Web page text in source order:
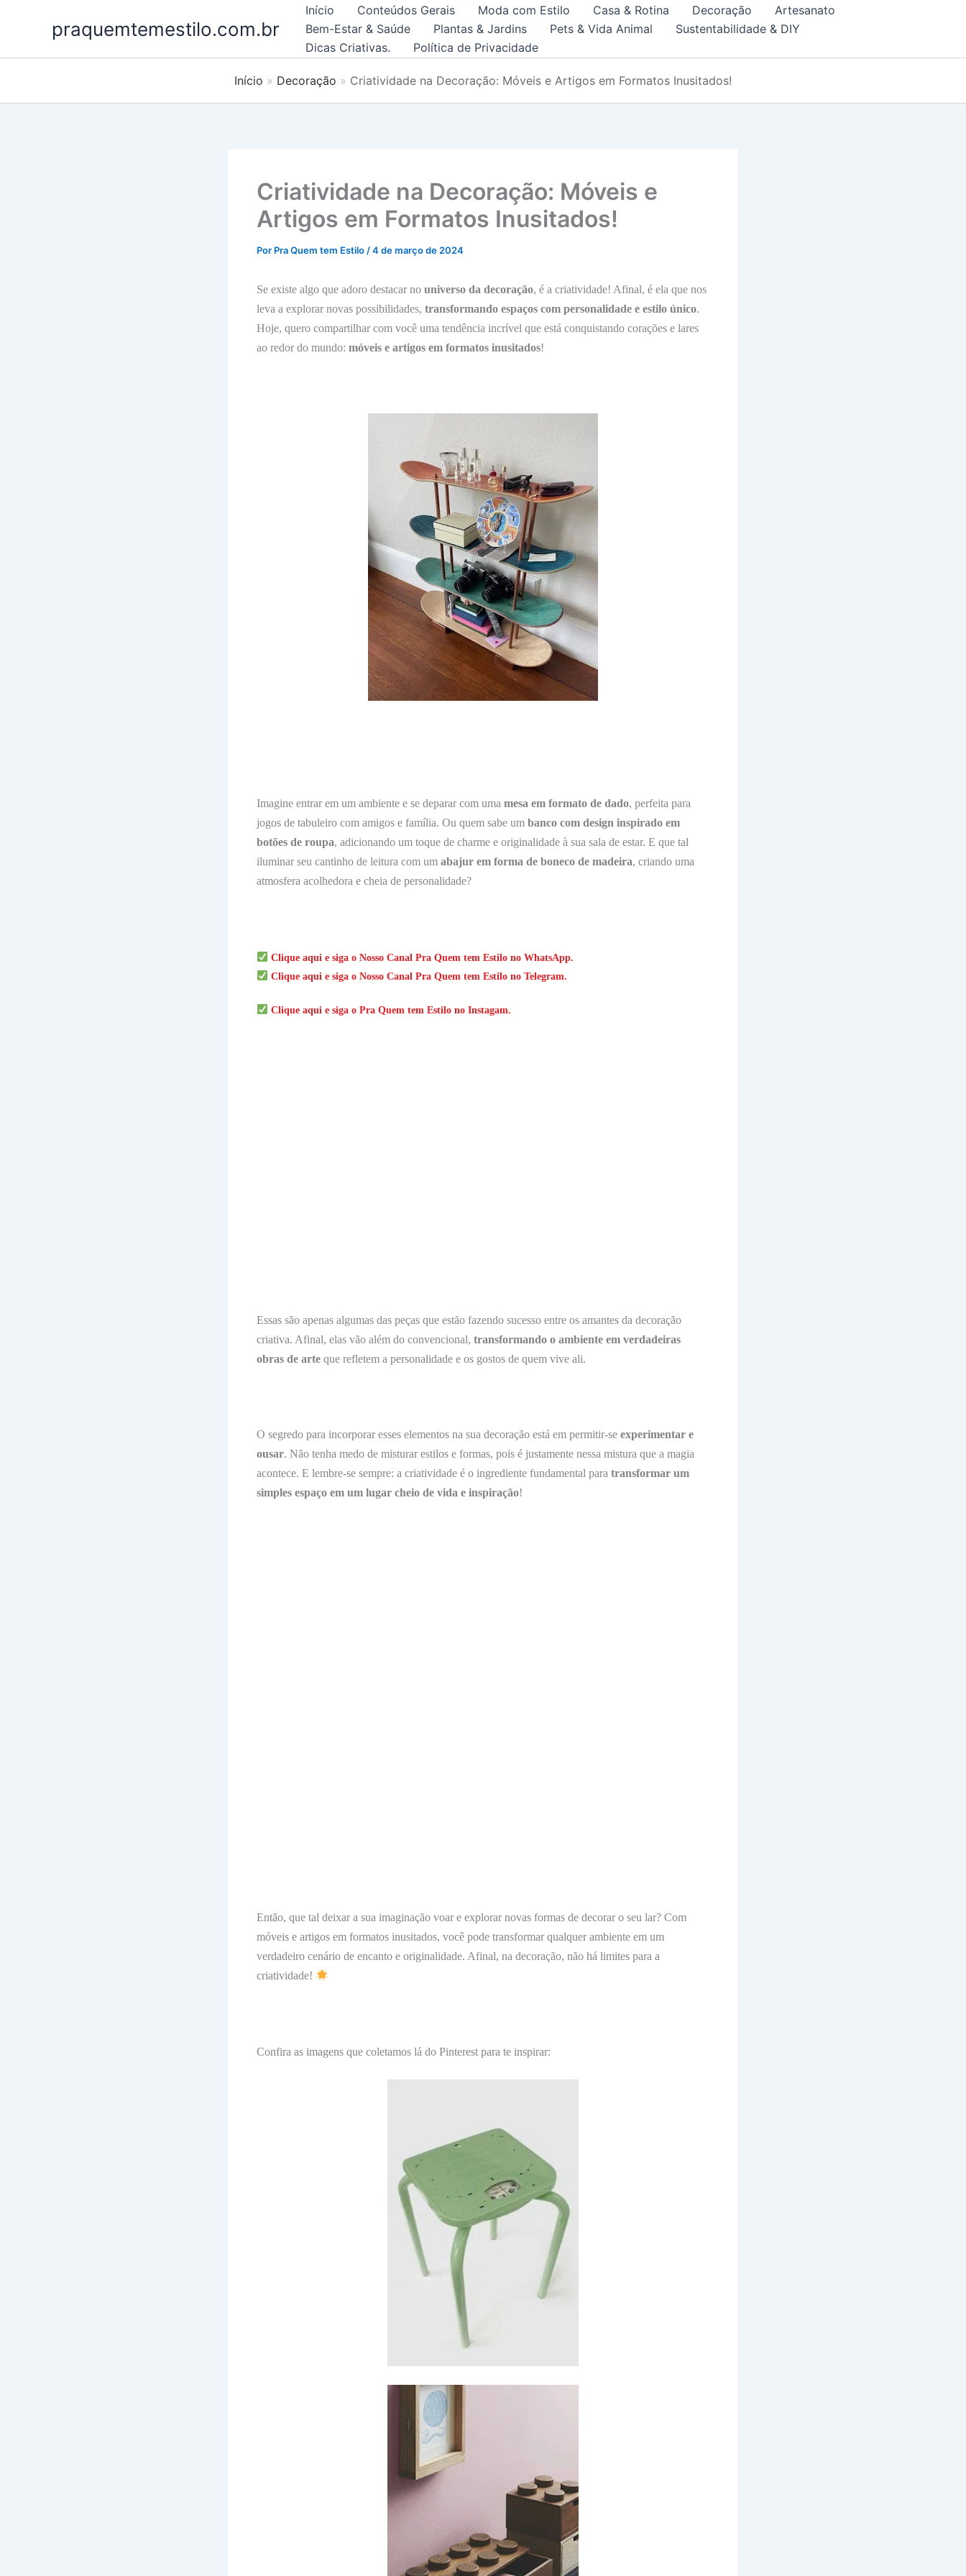
praquemtemestilo.com.br
Início Conteúdos Gerais Moda com Estilo Casa & Rotina Decoração
Artesanato
Bem-Estar & Saúde
Plantas & Jardins Pets & Vida Animal
Sustentabilidade & DIY
Dicas Criativas.
Política de Privacidade
Início Decoração Criatividade na Decoração: Móveis e Artigos em Formatos Inusitados!
Criatividade na Decoração: Móveis e
Artigos em Formatos Inusitados!
Por Pra Quem tem Estilo /4 de março de 2024
Se existe algo que adoro destacar no universo da decoração, é a criatividade! Afinal, é ela que nos
leva a explorar novas possibilidades, transformando espaços com personalidade e estilo único.
Hoje, quero compartilhar com você uma tendência incrível que está conquistando corações e lares
ao redor do mundo: móveis e artigos em formatos inusitados!
Imagine entrar em um ambiente e se deparar com uma mesa em formato de dado, perfeita para
jogos de tabuleiro com amigos e família. Ou quem sabe um banco com design inspirado em
botões de roupa, adicionando um toque de charme e originalidade à sua sala de estar. E que tal
iluminar seu cantinho de leitura com um abajur em forma de boneco de madeira, criando uma
atmosfera acolhedora e cheia de personalidade?
Clique aqui e siga o Nosso Canal Pra Quem tem Estilo no WhatsApp.
Clique aqui e siga o Nosso Canal Pra Quem tem Estilono Telegram.
Clique aqui e siga o Pra Quem tem Estilono Instagam.
Essas são apenas algumas das peças que estão fazendo sucesso entre os amantes da decoração
criativa. Afinal, elas vão além do convencional, transformando o ambiente em verdadeiras
obras de arte que refletem a personalidade e os gostos de quem vive ali.
O segredo para incorporar esses elementos na sua decoração está em permitir-se experimentar e
ousar. Não tenha medo de misturar estilos e formas, pois é justamente nessa mistura que a magia
acontece. E lembre-se sempre: a criatividade é o ingrediente fundamental para transformar um
simples espaço em um lugar cheio de vida e inspiração!
Então, que tal deixar a sua imaginação voar e explorar novas formas de decorar o seu lar? Com
móveis e artigos em formatos inusitados, você pode transformar qualquer ambiente em um
verdadeiro cenário de encanto e originalidade. Afinal, na decoração, não há limites para a
criatividade!
Confira as imagens que coletamos lá do Pinterest para te inspirar: